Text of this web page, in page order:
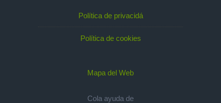
Política de privacidá
Política de cookies
Mapa del Web
Cola ayuda de